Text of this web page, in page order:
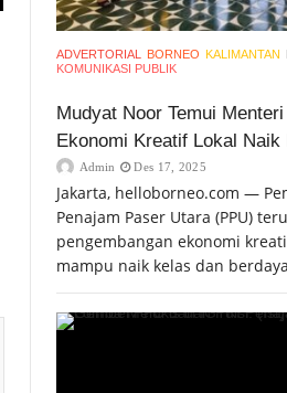
ADVERTORIAL BORNEO KALIMANTAN
KOMUNIKASI PUBLIK
Mudyat Noor Temui
Ekonomi Kreatif Lokal Naik
Admin Des 17, 2025
Jakarta, helloborneo.com —
Penajam Paser Utara (PPU)
pengembangan ekonomi
mampu naik kelas dan